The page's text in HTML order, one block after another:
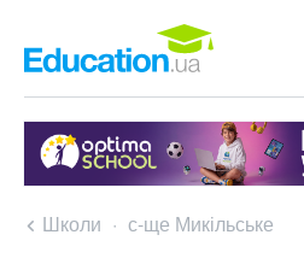
Школи с-ще Микільське